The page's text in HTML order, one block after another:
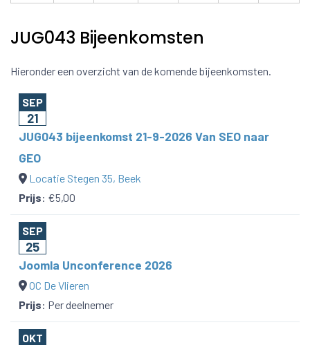
JUG043 Bijeenkomsten
Hieronder een overzicht van de komende bijeenkomsten.
SEP
21
JUG043 bijeenkomst 21-9-2026 Van SEO naar
GEO
Locatie Stegen 35, Beek
Prijs: €5,00
SEP
25
Joomla Unconference 2026
OC De Vlieren
Prijs: Per deelnemer
OKT